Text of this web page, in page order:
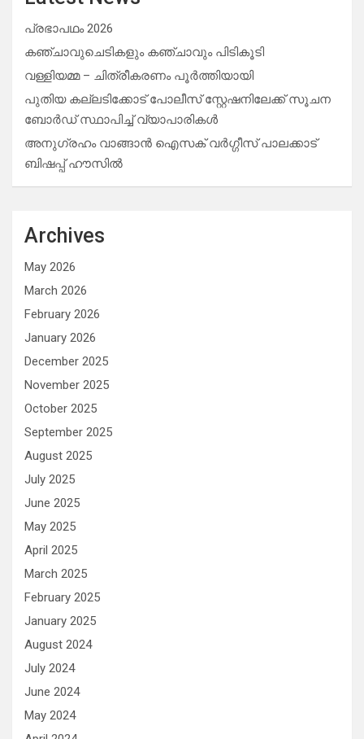
പ്രഭാപഥം 2026
കഞ്ചാവുചെടികളും കഞ്ചാവും പിടികൂടി
വള്ളിയമ്മ – ചിത്രീകരണം പൂർത്തിയായി
പുതിയ കല്ലടിക്കോട് പോലീസ് സ്റ്റേഷനിലേക്ക് സൂചന
ബോർഡ് സ്ഥാപിച്ച് വ്യാപാരികൾ
അനുഗ്രഹം വാങ്ങാൻ ഐസക് വര്‍ഗ്ഗീസ് പാലക്കാട്
ബിഷപ്പ് ഹൗസില്‍
Archives
May 2026
March 2026
February 2026
January 2026
December 2025
November 2025
October 2025
September 2025
August 2025
July 2025
June 2025
May 2025
April 2025
March 2025
February 2025
January 2025
August 2024
July 2024
June 2024
May 2024